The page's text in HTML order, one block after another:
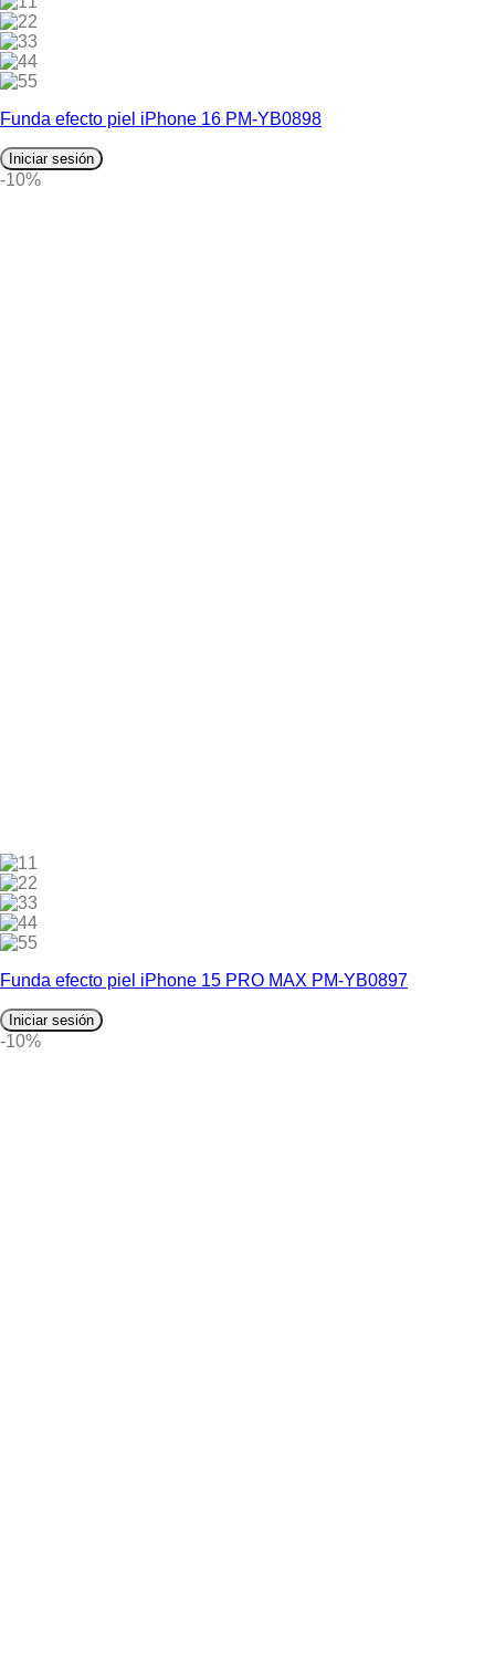
2
3
4
5
Funda efecto piel iPhone 16 PM-YB0898
Iniciar sesión
-10%
1
2
3
4
5
Funda efecto piel iPhone 15 PRO MAX PM-YB0897
Iniciar sesión
-10%